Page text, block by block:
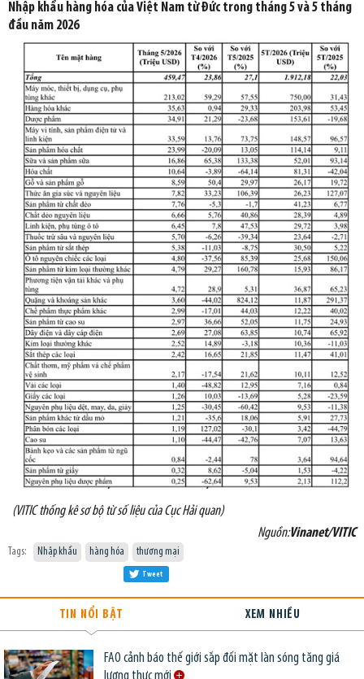
Nhập khẩu hàng hóa của Việt Nam từ Đức trong tháng 5 và 5 tháng
đầu năm 2026
(VITIC thống kê sơ bộ từ số liệu của Cục Hải quan)
Nguồn:Vinanet/VITIC
Tags: Nhập khẩu hàng hóa thương mại
Tweet
TIN NỔI BẬT XEM NHIỀU
FAO cảnh báo thế giới sắp đối mặt làn sóng tăng giá
lương thực mới